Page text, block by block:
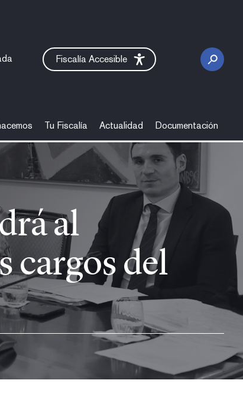
Fiscalía Accesible
Tu Fiscalía Actualidad Documentación
de altos cargos del
al
cargos del